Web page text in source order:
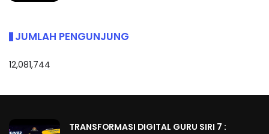
JUMLAH PENGUNJUNG
12,081,744
TRANSFORMASI DIGITAL GURU SIRI 7 :